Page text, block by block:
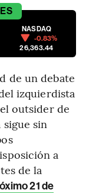
NASDAQ
-0.83%
26,363.44
de un debate
izquierdista
outsider de
sin
a
de la
21 de